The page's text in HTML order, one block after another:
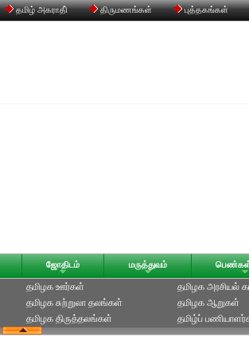
தமிழ் அகராதி் திருமணங்கள் புத்தகங்கள்
ஜோதிடம் மருத்துவம் பெண்கள்
தமிழக ஊர்கள்
தமிழக சுற்றுலா தலங்கள்
தமிழக திருத்தலங்கள்
தமிழக அரசியல்
தமிழக ஆறுகள்
தமிழ்ப்